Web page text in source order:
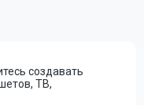
создавать
ТВ,